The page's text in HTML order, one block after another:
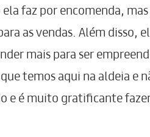
faz por encomenda,
as vendas. Além disso,
mais para ser
temos aqui na aldeia e
e é muito gratificante fazer